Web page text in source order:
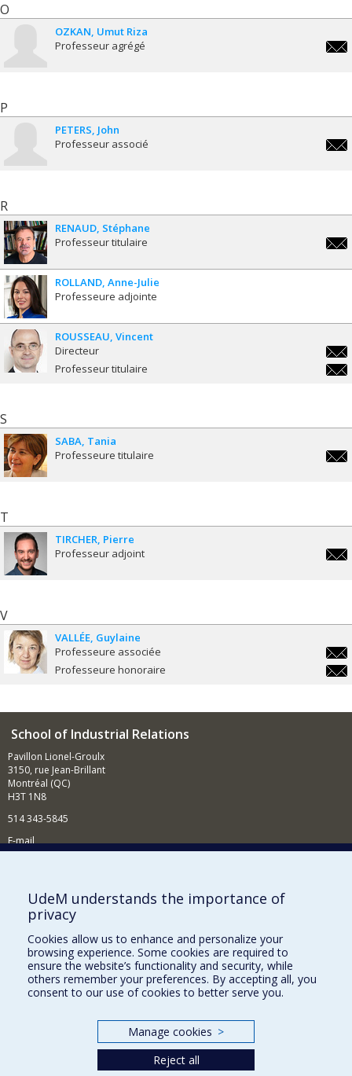
O
OZKAN Umut Riza
Professeur agrégé
P
PETERS John
Professeur associé
R
RENAUD Stéphane
Professeur titulaire
ROLLAND Anne-Julie
Professeure adjointe
ROUSSEAU Vincent
Directeur
Professeur titulaire
S
SABA Tania
Professeure titulaire
T
TIRCHER Pierre
Professeur adjoint
V
VALLÉE Guylaine
Professeure associée
Professeure honoraire
School of Industrial Relations
Pavillon Lionel-Groulx
3150, rue Jean-Brillant
Montréal (QC)
H3T 1N8
514 343-5845
E-mail
Supporting the School
NEED HELP?
Sitemap
Report a problem
Accessibility
Our Departments and Schools
UdeM understands the importance of
privacy
Cookies allow us to enhance and personalize your
browsing experience. Some cookies are required to
ensure the website’s functionality and security, while
others remember your preferences. By accepting all, you
consent to our use of cookies to better serve you.
Manage cookies >
Reject all